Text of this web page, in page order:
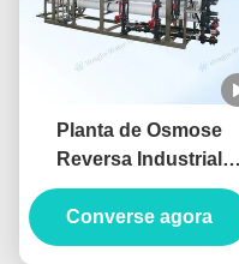
Planta de Osmose
Reversa Industrial
Totalmente Automática
50m3/H Sistema de
Filtração de Água por
Converse agora